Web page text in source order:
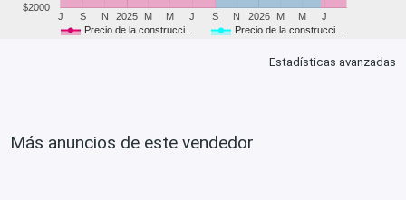
Precio de la construcci… Precio de la construcci…
2025 2026
J S N M M J S N M M J
$2000
Estadísticas avanzadas
Más anuncios de este vendedor